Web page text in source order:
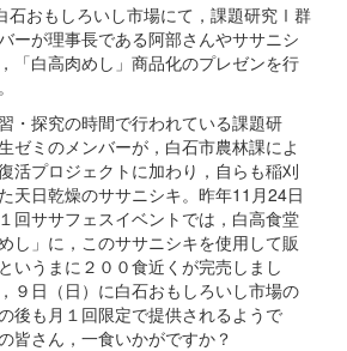
石おもしろいし市場にて，課題研究Ⅰ群
ーが理事長である阿部さんやササニシ
「白高肉めし」商品化のプレゼンを行
・探究の時間で行われている課題研
ゼミのメンバーが，白石市農林課によ
活プロジェクトに加わり，自らも稲刈
天日乾燥のササニシキ。昨年11月24日
回ササフェスイベントでは，白高食堂
し」に，このササニシキを使用して販
いうまに２００食近くが完売しまし
９日（日）に白石おもしろいし市場の
後も月１回限定で提供されるようで
皆さん，一食いかがですか？